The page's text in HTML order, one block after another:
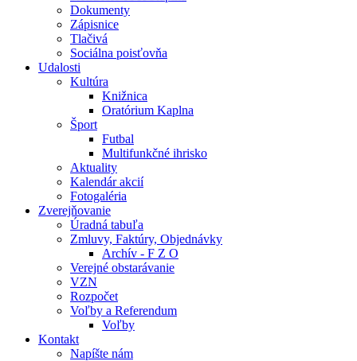
Dokumenty
Zápisnice
Tlačivá
Sociálna poisťovňa
Udalosti
Kultúra
Knižnica
Oratórium Kaplna
Šport
Futbal
Multifunkčné ihrisko
Aktuality
Kalendár akcií
Fotogaléria
Zverejňovanie
Úradná tabuľa
Zmluvy, Faktúry, Objednávky
Archív - F Z O
Verejné obstarávanie
VZN
Rozpočet
Voľby a Referendum
Voľby
Kontakt
Napíšte nám